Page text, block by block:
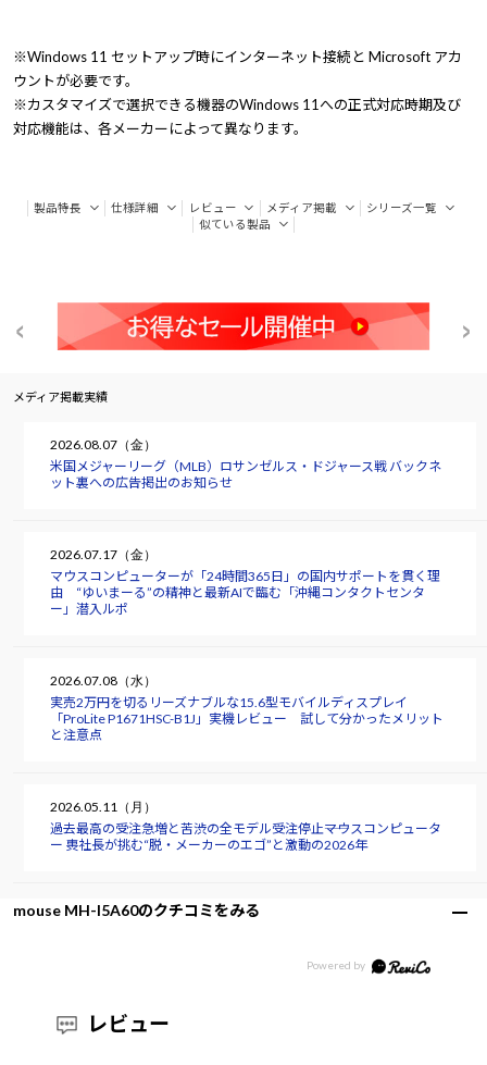
※Windows 11 セットアップ時にインターネット接続と Microsoft アカ
ウントが必要です。
※カスタマイズで選択できる機器のWindows 11への正式対応時期及び
対応機能は、各メーカーによって異なります。
製品特長 仕様詳細 レビュー メディア掲載
シリーズ一覧
似ている製品
メディア掲載実績
2026.08.07（金）
米国メジャーリーグ（MLB）ロサンゼルス・ドジャース戦 バックネ
ット裏への広告掲出のお知らせ
2026.07.17（金）
マウスコンピューターが「24時間365日」の国内サポートを貫く理
由 “ゆいまーる”の精神と最新AIで臨む「沖縄コンタクトセンタ
ー」潜入ルポ
2026.07.08（水）
実売2万円を切るリーズナブルな15.6型モバイルディスプレイ
「ProLite P1671HSC-B1J」実機レビュー 試して分かったメリット
と注意点
2026.05.11（月）
過去最高の受注急増と苦渋の全モデル受注停止――マウスコンピュータ
ー 軣社長が挑む“脱・メーカーのエゴ”と激動の2026年
mouse MH-I5A60のクチコミをみる
レビュー